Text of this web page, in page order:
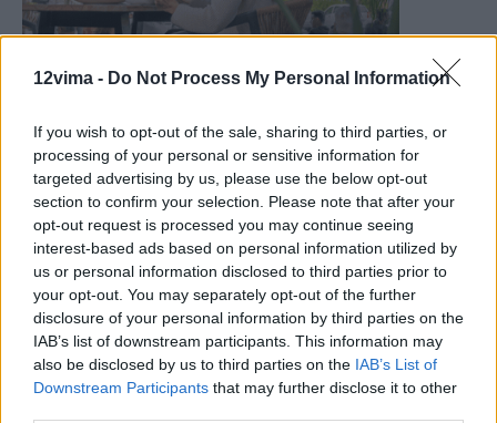
12vima - Do Not Process My Personal Information
If you wish to opt-out of the sale, sharing to third parties, or
processing of your personal or sensitive information for
targeted advertising by us, please use the below opt-out
section to confirm your selection. Please note that after your
opt-out request is processed you may continue seeing
interest-based ads based on personal information utilized by
us or personal information disclosed to third parties prior to
your opt-out. You may separately opt-out of the further
disclosure of your personal information by third parties on the
IAB’s list of downstream participants. This information may
also be disclosed by us to third parties on the IAB’s List of
Downstream Participants that may further disclose it to other